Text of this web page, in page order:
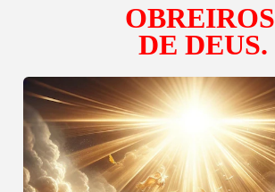
OBREIROS
DE DEUS.